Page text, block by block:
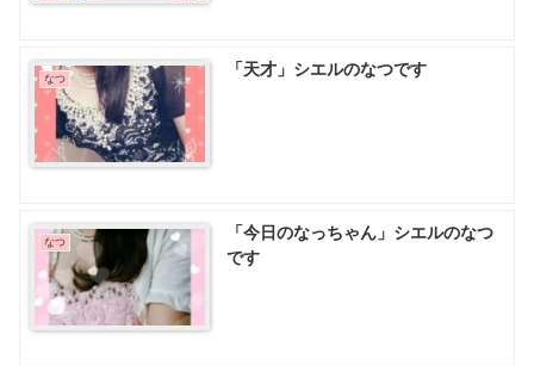
なつ 「天才」シエルのなつです
なつ
「今日のなっちゃん」シエルのなつ
です